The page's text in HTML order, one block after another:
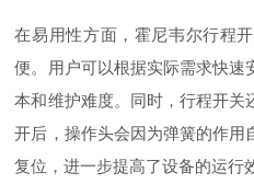
在易用性方面，霍尼韦尔行程
便。用户可以根据实际需求快速
本和维护难度。同时，行程开关
开后，操作头会因为弹簧的作用
复位，进一步提高了设备的运行